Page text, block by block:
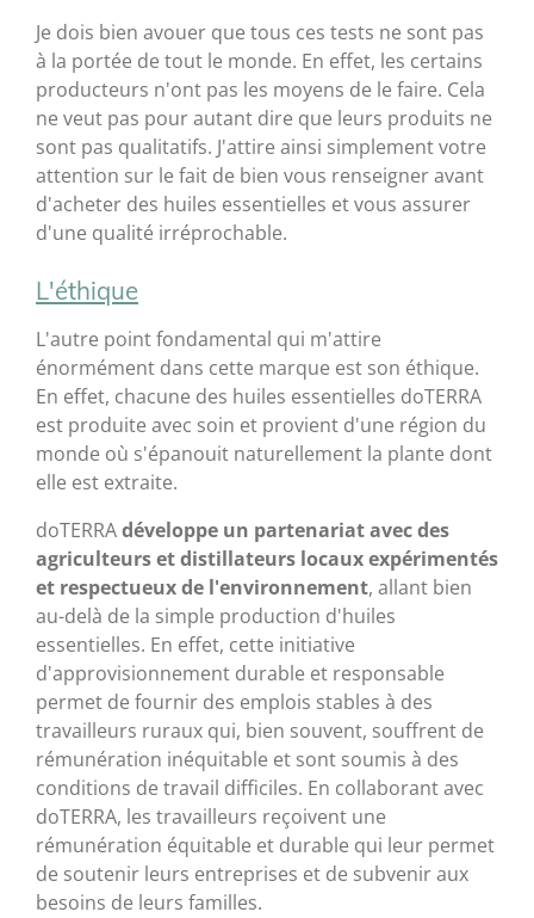
Je dois bien avouer que tous ces tests ne sont pas
à la portée de tout le monde. En effet, les certains
producteurs n'ont pas les moyens de le faire. Cela
ne veut pas pour autant dire que leurs produits ne
sont pas qualitatifs. J'attire ainsi simplement votre
attention sur le fait de bien vous renseigner avant
d'acheter des huiles essentielles et vous assurer
d'une qualité irréprochable.
L'éthique
L'autre point fondamental qui m'attire
énormément dans cette marque est son éthique.
En effet, chacune des huiles essentielles doTERRA
est produite avec soin et provient d'une région du
monde où s'épanouit naturellement la plante dont
elle est extraite.
doTERRAdéveloppe un partenariat avec des
agriculteurs et distillateurs locaux expérimentés
et respectueux de l'environnement, allant bien
au-delà de la simple production d'huiles
essentielles. En effet, cette initiative
d'approvisionnement durable et responsable
permet de fournir des emplois stables à des
travailleurs ruraux qui, bien souvent, souffrent de
rémunération inéquitable et sont soumis à des
conditions de travail difficiles. En collaborant avec
doTERRA, les travailleurs reçoivent une
rémunération équitable et durable qui leur permet
de soutenir leurs entreprises et de subvenir aux
besoins de leurs familles.